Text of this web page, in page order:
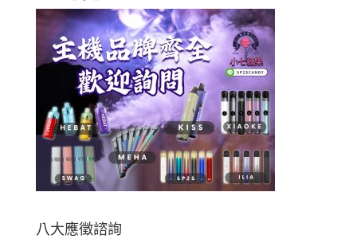
八大應徵諮詢